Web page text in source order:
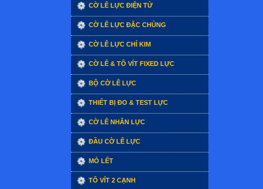
CỜ LÊ LỰC ĐIỆN TỬ
CỜ LÊ LỰC ĐẶC CHỦNG
CỜ LÊ LỰC CHỈ KIM
CỜ LÊ & TÔ VÍT FIXED LỰC
BỘ CỜ LÊ LỰC
THIẾT BỊ ĐO & TEST LỰC
CỜ LÊ NHÂN LỰC
ĐẦU CỜ LÊ LỰC
MỎ LẾT
TÔ VÍT 2 CẠNH